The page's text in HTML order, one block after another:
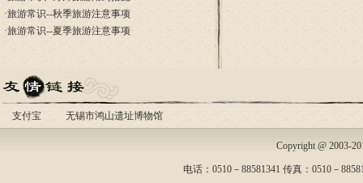
·旅游常识--秋季旅游注意事项
·旅游常识--夏季旅游注意事项
支付宝 无锡市鸿山遗址博物馆
Copyright @ 2003-
电话：0510－88581341 传真：0510－